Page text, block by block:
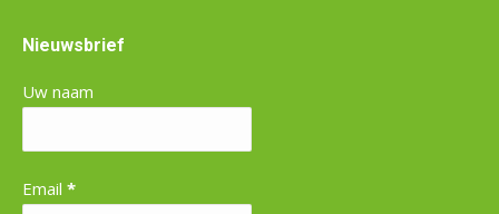
Nieuwsbrief
Uw naam
Email *